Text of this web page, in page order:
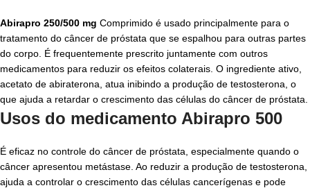
Abirapro 250/500 mg Comprimido é usado principalmente para o
tratamento do câncer de próstata que se espalhou para outras partes
do corpo. É frequentemente prescrito juntamente com outros
medicamentos para reduzir os efeitos colaterais. O ingrediente ativo,
acetato de abiraterona, atua inibindo a produção de testosterona, o
que ajuda a retardar o crescimento das células do câncer de próstata.
Usos do medicamento Abirapro 500
É eficaz no controle do câncer de próstata, especialmente quando o
câncer apresentou metástase. Ao reduzir a produção de testosterona,
ajuda a controlar o crescimento das células cancerígenas e pode